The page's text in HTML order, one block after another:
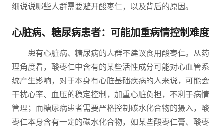
细说说哪些人群需要避开酸枣仁，以及背后的原因。
心脏病、糖尿病患者：可能加重病情控制难度
患有心脏病、糖尿病的人群不建议食用酸枣仁。从药
理角度看，酸枣仁中含有的某些活性成分可能对心血管系
统产生影响，对于本身有心脏基础疾病的人来说，可能会
干扰心率、血压的稳定控制，加重心脏负担，不利于病情
管理；而糖尿病患者需要严格控制碳水化合物的摄入，酸
枣仁本身含有一定的碳水化合物，如某些酸枣仁膏、酸枣